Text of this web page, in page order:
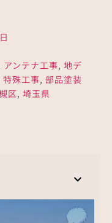
アンテナ工事, 地デ
特殊工事, 部品塗装
区,埼玉県